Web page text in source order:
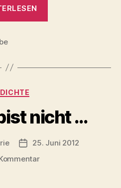
Kategorien
nicht …
Veröffentlichungsdatum
25. Juni 2012
zu